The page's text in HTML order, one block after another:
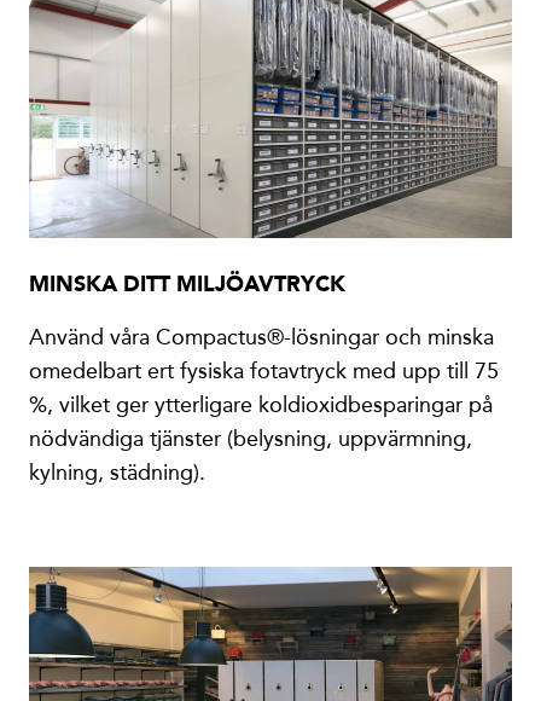
MINSKA DITT MILJÖAVTRYCK
Använd våra Compactus®-lösningar och minska
omedelbart ert fysiska fotavtryck med upp till 75
%, vilket ger ytterligare koldioxidbesparingar på
nödvändiga tjänster (belysning, uppvärmning,
kylning, städning).